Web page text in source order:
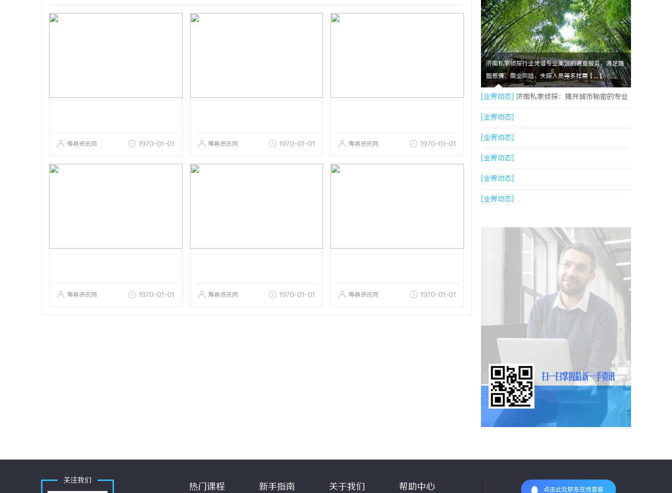
寿县资讯网 1970-01-01 寿县资讯网 1970-01-01 寿县资讯网 1970-01-01
寿县资讯网 1970-01-01 寿县资讯网 1970-01-01 寿县资讯网 1970-01-01
济南私家侦探行业凭借专业高效的调查服务，满足婚
姻感情、商业风险、失踪人员等多样需【....】
[业界动态] 济南私家侦探：揭开城市秘密的专业
侦查服务
[业界动态]
[业界动态]
[业界动态]
[业界动态]
[业界动态]
关注我们
热门课程 新手指南 关于我们 帮助中心 点击此处联系在线客服